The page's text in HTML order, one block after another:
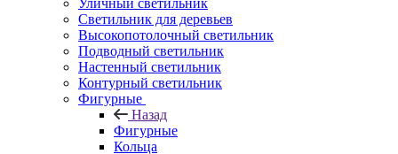
Уличный светильник
Светильник для деревьев
Высокопотолочный светильник
Подводный светильник
Настенный светильник
Контурный светильник
Фигурные
Назад
Фигурные
Кольца